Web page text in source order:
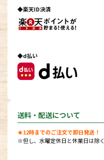
◆楽天ID決済
◆d払い
送料・配送について
★12時までのご注文で即日発送！
※但し、水曜定休日と休業日は除く